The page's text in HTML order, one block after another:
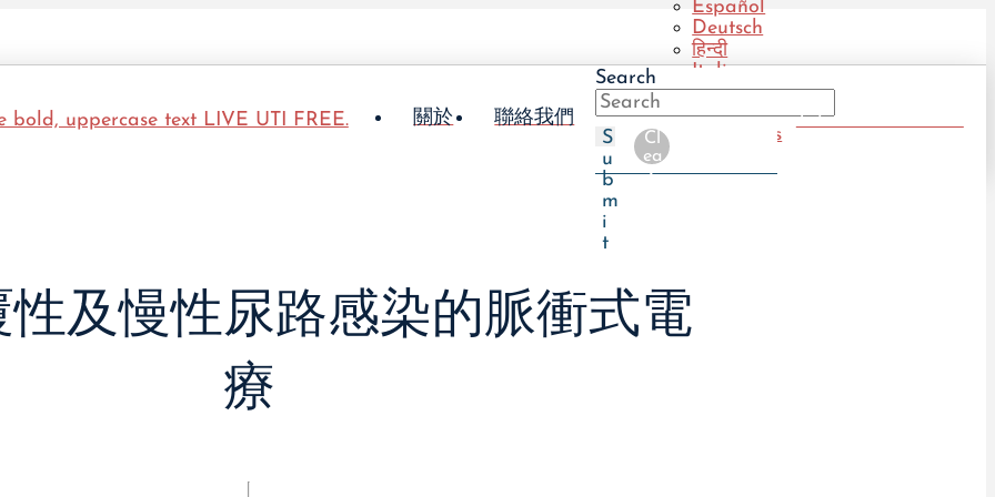
Español
Deutsch
हिन्दी
Italiano
Português
(BR)
Português
關於 聯絡我們
Search
S
u
b
m
i
t
Cl
ea
r
Take The UTI Quiz
及慢性尿路感染的脈衝式電
療